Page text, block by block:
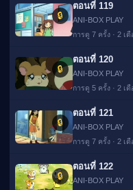
🔒
ตอนที่ 119
ANI-BOX PLAY
การดู 7 ครั้ง · 2 เ
🔒
ตอนที่ 120
ANI-BOX PLAY
การดู 5 ครั้ง · 2 เ
🔒
ตอนที่ 121
ANI-BOX PLAY
การดู 7 ครั้ง · 2 เ
🔒
ตอนที่ 122
ANI-BOX PLAY